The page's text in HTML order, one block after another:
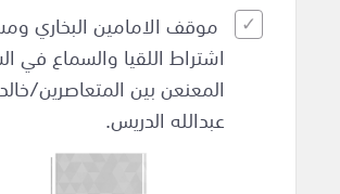
موقف الامامين البخاري
اشتراط اللقيا والسماع في
المعنعن بين المتعاصرين/
عبدالله الدريس.